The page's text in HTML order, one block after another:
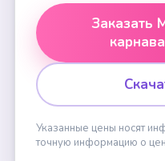
Заказать
Указанные цены носят
точную информацию о